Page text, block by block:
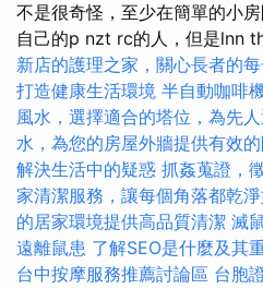
不是很奇怪，至少在簡單的小
自己的p nzt rc的人，但是lnn
新店的護理之家，關心長者的
打造健康生活環境 半自動咖啡
風水，選擇適合的塔位，為先
水，為您的房屋外牆提供有效
解決生活中的疑惑 抓姦蒐證，
家清潔服務，讓每個角落都乾
的居家環境提供高品質清潔 滅
遠離鼠患 了解SEO是什麼及其
台中按摩服務推薦討論區 台胞